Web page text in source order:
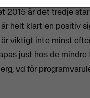
2015 är det tredje
helt klart en positiv
viktigt inte minst
just hos de mindre
vd för